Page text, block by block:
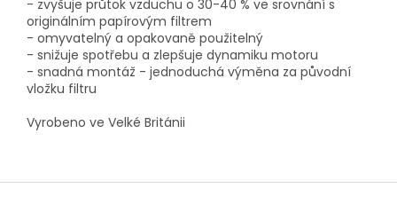
- zvyšuje průtok vzduchu o 30-40 % ve srovnání s
originálním papírovým filtrem
- omyvatelný a opakovaně použitelný
- snižuje spotřebu a zlepšuje dynamiku motoru
- snadná montáž - jednoduchá výměna za původní
vložku filtru
Vyrobeno ve Velké Británii
Z